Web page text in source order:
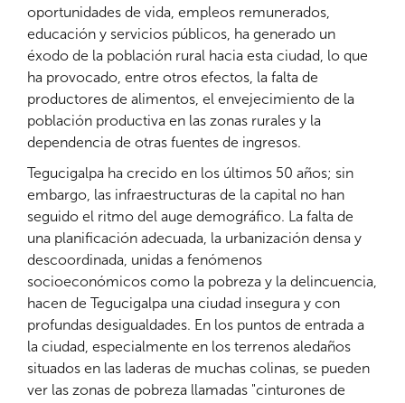
oportunidades de vida, empleos remunerados,
educación y servicios públicos, ha generado un
éxodo de la población rural hacia esta ciudad, lo que
ha provocado, entre otros efectos, la falta de
productores de alimentos, el envejecimiento de la
población productiva en las zonas rurales y la
dependencia de otras fuentes de ingresos.
Tegucigalpa ha crecido en los últimos 50 años; sin
embargo, las infraestructuras de la capital no han
seguido el ritmo del auge demográfico. La falta de
una planificación adecuada, la urbanización densa y
descoordinada, unidas a fenómenos
socioeconómicos como la pobreza y la delincuencia,
hacen de Tegucigalpa una ciudad insegura y con
profundas desigualdades. En los puntos de entrada a
la ciudad, especialmente en los terrenos aledaños
situados en las laderas de muchas colinas, se pueden
ver las zonas de pobreza llamadas "cinturones de